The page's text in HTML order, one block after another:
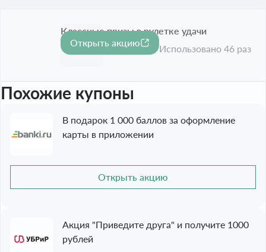
Классные призы в рулетке удачи
Срок акции истёк
Открыть акцию
Использовано 46 раз
Похожие купоны
В подарок 1 000 баллов за оформление
карты в приложении
Открыть акцию
Акция "Приведите друга" и получите 1000
рублей